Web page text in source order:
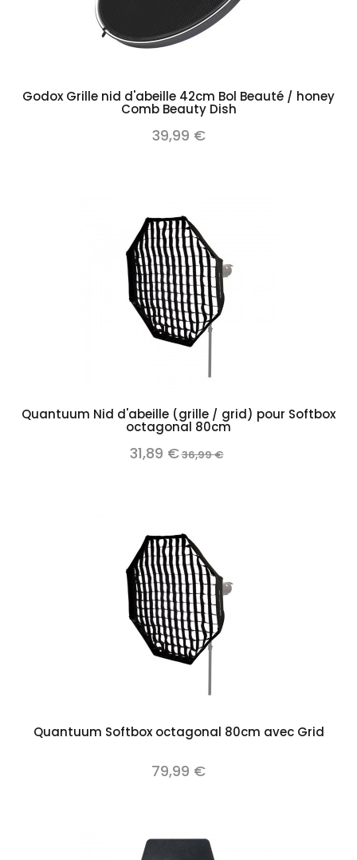
Godox Grille nid d'abeille 42cm Bol Beauté / honey
Comb Beauty Dish
39,99 €
Quantuum Nid d'abeille (grille / grid) pour Softbox
octagonal 80cm
31,89 €36,99 €
Quantuum Softbox octagonal 80cm avec Grid
79,99 €